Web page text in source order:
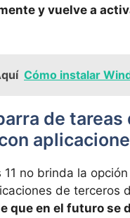
y vuelve a
Cómo instalar
de tareas
11 ⁢no⁢ brinda la
de terceros
que⁣ en ​el futuro se